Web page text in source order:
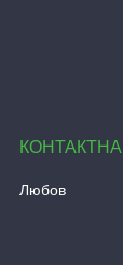
Любов